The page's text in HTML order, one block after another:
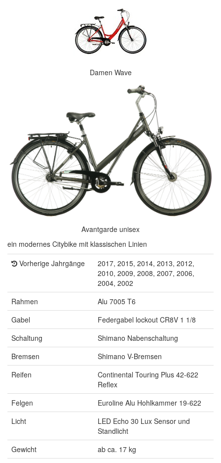
Damen Wave
Avantgarde unisex
ein modernes Citybike mit klassischen Linien
Vorherige Jahrgänge
2017, 2015, 2014, 2013, 2012,
2010, 2009, 2008, 2007, 2006,
2004, 2002
Rahmen
Alu 7005 T6
Gabel
Federgabel lockout CR8V 1 1/8
Schaltung
Shimano Nabenschaltung
Bremsen
Shimano V-Bremsen
Reifen
Continental Touring Plus 42-622
Reflex
Felgen
Euroline Alu Hohlkammer 19-622
Licht
LED Echo 30 Lux Sensor und
Standlicht
Gewicht
ab ca. 17 kg